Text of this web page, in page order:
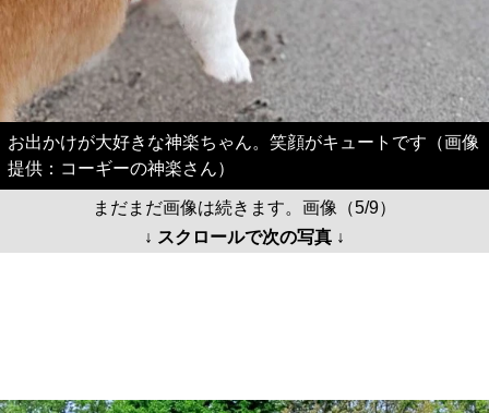
お出かけが大好きな神楽ちゃん。笑顔がキュートです（画像
提供：コーギーの神楽さん）
まだまだ画像は続きます。画像（5/9）
↓ スクロールで次の写真 ↓